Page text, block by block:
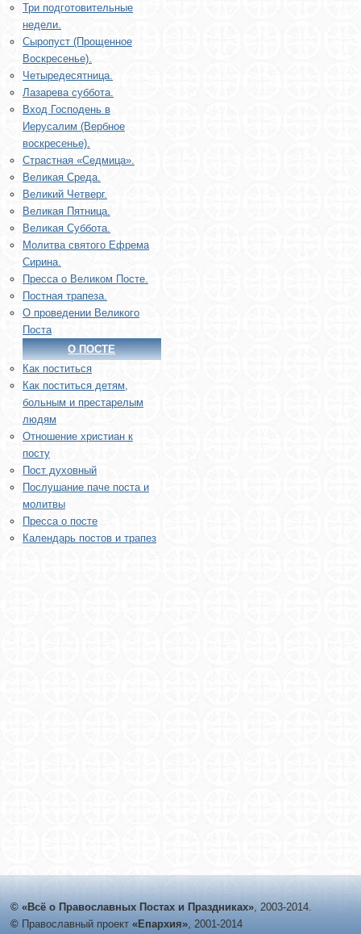
Три подготовительные
недели.
Сыропуст (Прощенное
Воскресенье).
Четыредесятница.
Лазарева суббота.
Вход Господень в
Иерусалим (Вербное
воскресенье).
Страстная «Седмица».
Великая Среда.
Великий Четверг.
Великая Пятница.
Великая Суббота.
Молитва святого Ефрема
Сирина.
Пресса о Великом Посте.
Постная трапеза.
О проведении Великого
Поста
О ПОСТЕ
Как поститься
Как поститься детям,
больным и престарелым
людям
Отношение христиан к
посту
Пост духовный
Послушание паче поста и
молитвы
Пресса о посте
Календарь постов и трапез
© «Всё о Православных Постах и Праздниках», 2003-2014.
© Православный проект «Епархия», 2001-2014